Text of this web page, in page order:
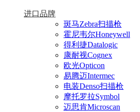
进口品牌
斑马Zebra扫描枪
霍尼韦尔Honeywell
得利捷Datalogic
康耐视Cognex
欧光Opticon
易腾迈Intermec
电装Denso扫描枪
摩托罗拉Symbol
迈思肯Microscan